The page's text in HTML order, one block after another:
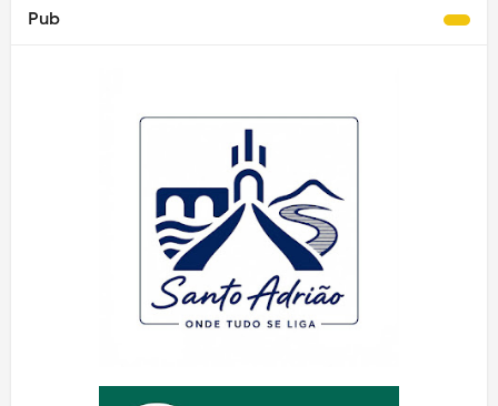
Pub